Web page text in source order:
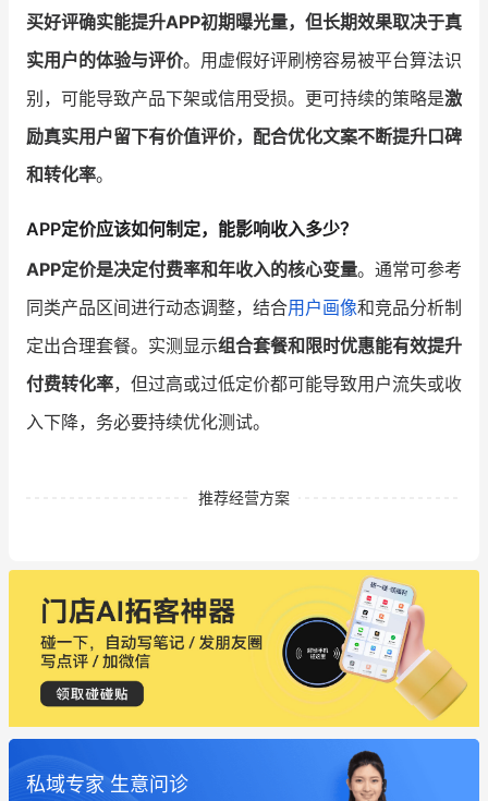
买好评确实能提升APP初期曝光量，但长期效果取决于真
实用户的体验与评价。用虚假好评刷榜容易被平台算法识
别，可能导致产品下架或信用受损。更可持续的策略是激
励真实用户留下有价值评价，配合优化文案不断提升口碑
和转化率。
APP定价应该如何制定，能影响收入多少？
APP定价是决定付费率和年收入的核心变量。通常可参考
同类产品区间进行动态调整，结合用户画像和竞品分析制
定出合理套餐。实测显示组合套餐和限时优惠能有效提升
付费转化率，但过高或过低定价都可能导致用户流失或收
入下降，务必要持续优化测试。
推荐经营方案
私域专家 生意问诊